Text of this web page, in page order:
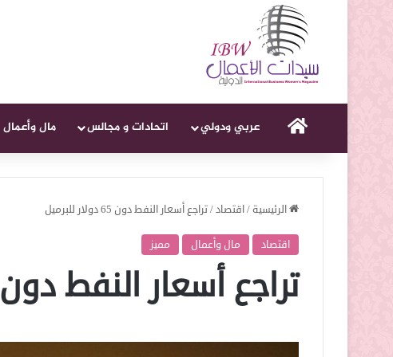
الرئيسيةعربي ودولي اتحادات و مجالس مال وأعمال
الرئيسية/اقتصاد/تراجع أسعار النفط دون 65 دولار للبرميل
اقتصاد مال وأعمال مميز
تراجع أسعار النفط دون 65 دولار للبرميل